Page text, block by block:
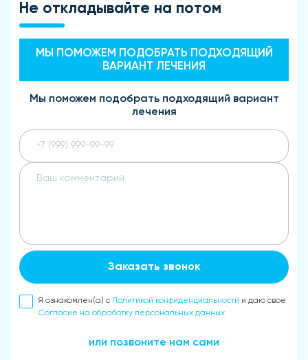
Не откладывайте на потом
МЫ ПОМОЖЕМ ПОДОБРАТЬ ПОДХОДЯЩИЙ
ВАРИАНТ ЛЕЧЕНИЯ
Мы поможем подобрать подходящий вариант
лечения
Заказать звонок
Я ознакомлен(а) с Политикой конфиденциальности и даю свое
Согласие на обработку персональных данных
или позвоните нам сами